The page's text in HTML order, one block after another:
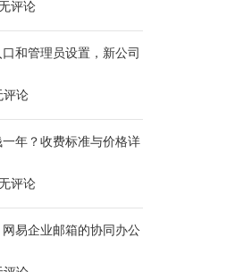
评论
和管理员设置，新公司
评论
年？收费标准与价格详
评论
易企业邮箱的协同办公